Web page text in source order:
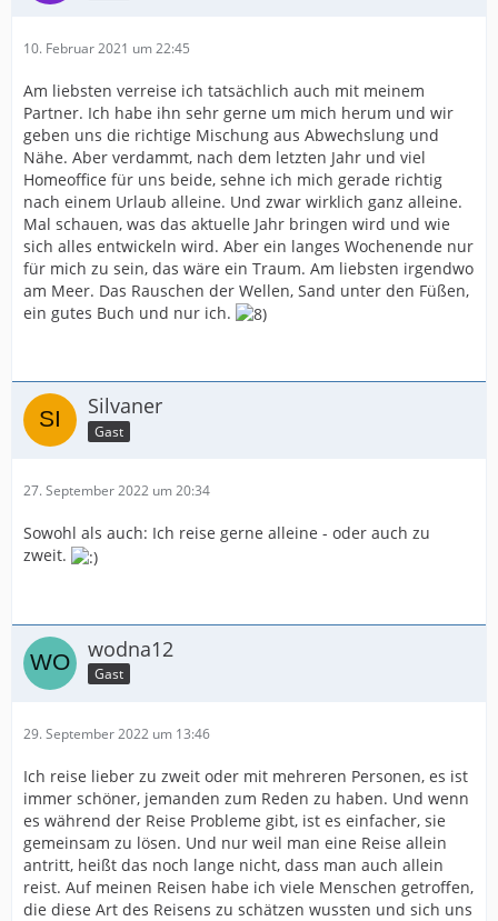
10. Februar 2021 um 22:45
Am liebsten verreise ich tatsächlich auch mit meinem
Partner. Ich habe ihn sehr gerne um mich herum und wir
geben uns die richtige Mischung aus Abwechslung und
Nähe. Aber verdammt, nach dem letzten Jahr und viel
Homeoffice für uns beide, sehne ich mich gerade richtig
nach einem Urlaub alleine. Und zwar wirklich ganz alleine.
Mal schauen, was das aktuelle Jahr bringen wird und wie
sich alles entwickeln wird. Aber ein langes Wochenende nur
für mich zu sein, das wäre ein Traum. Am liebsten irgendwo
am Meer. Das Rauschen der Wellen, Sand unter den Füßen,
ein gutes Buch und nur ich.
Silvaner
Gast
27. September 2022 um 20:34
Sowohl als auch: Ich reise gerne alleine - oder auch zu
zweit.
wodna12
Gast
29. September 2022 um 13:46
Ich reise lieber zu zweit oder mit mehreren Personen, es ist
immer schöner, jemanden zum Reden zu haben. Und wenn
es während der Reise Probleme gibt, ist es einfacher, sie
gemeinsam zu lösen. Und nur weil man eine Reise allein
antritt, heißt das noch lange nicht, dass man auch allein
reist. Auf meinen Reisen habe ich viele Menschen getroffen,
die diese Art des Reisens zu schätzen wussten und sich uns